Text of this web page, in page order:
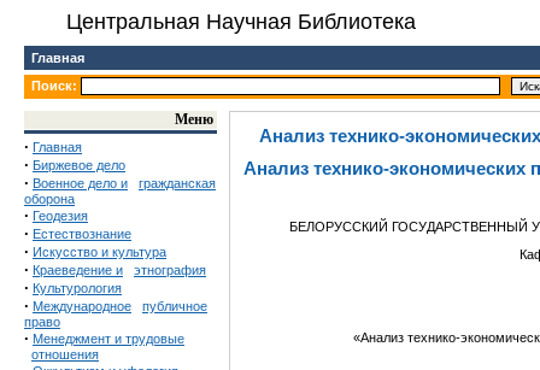
Центральная Научная Библиотека
Главная
Поиск:
Меню
· Главная
· Биржевое дело
· Военное дело и
гражданская
оборона
· Геодезия
· Естествознание
· Искусство и культура
· Краеведение и этнография
· Культурология
· Международное
публичное
право
· Менеджмент и трудовые
отношения
Анализ технико-
Анализ технико-
БЕЛОРУССКИЙ ГОСУДАРСТВЕННЫЙ
«Анализ технико-